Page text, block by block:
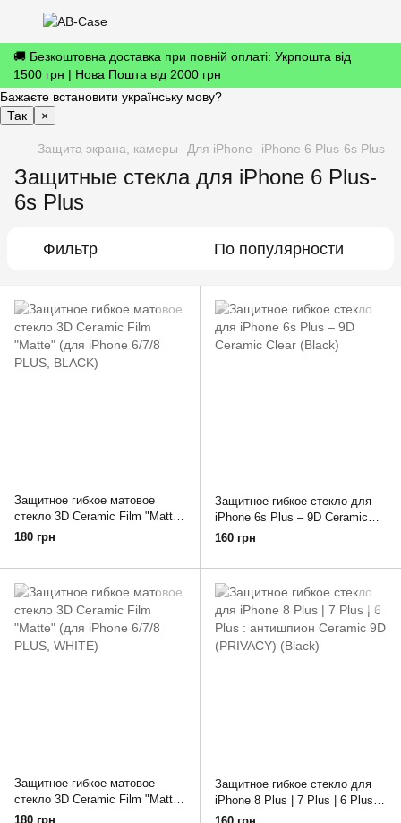
🚚 Безкоштовна доставка при повній оплаті: Укрпошта від
1500 грн | Нова Пошта від 2000 грн
Бажаєте встановити українську мову?
Так
×
Защита экрана, камеры Для iPhone iPhone 6 Plus-6s Plus
Защитные стекла для iPhone 6 Plus-
6s Plus
Фильтр По популярности
Защитное гибкое матовое
стекло 3D Ceramic Film "Matte"
(для iPhone 6/7/8 PLUS,
180 грн
Защитное гибкое стекло для
iPhone 6s Plus – 9D Ceramic
Clear (Black)
160 грн
Защитное гибкое матовое
стекло 3D Ceramic Film "Matte"
(для iPhone 6/7/8 PLUS,
180 грн
Защитное гибкое стекло для
iPhone 8 Plus | 7 Plus | 6 Plus :
антишпион Ceramic 9D